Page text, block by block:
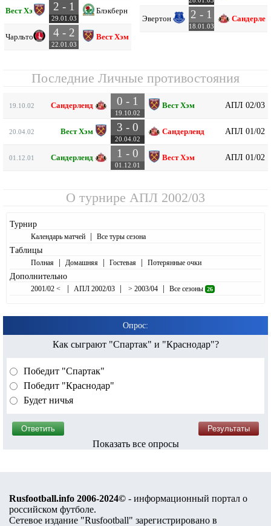
Вест Хэм 2 - 1
29.01.03
Блэкберн
Чарльтон 4 - 2
22.01.03
Вест Хэм
Эвертон 2 - 1
18.01.03
Последние Личные противостояния
19.10.02 Сандерленд 0 - 1
19.10.02
Вест Хэм АПЛ 02/03
20.04.02 Вест Хэм 3 - 0
20.04.02
Сандерленд АПЛ 01/02
01.12.01 Сандерленд 1 - 0
01.12.01
Вест Хэм АПЛ 01/02
О турнире АПЛ 2002/03
Турнир
Календарь матчей | Все туры сезона
Таблицы
Полная | Домашняя | Гостевая | Потерянные очки
Дополнительно
2001/02 < | АПЛ 2002/03 | > 2003/04 | Все сезоны 26
Опрос:
Как сыграют "Спартак" и "Краснодар"?
Победит "Спартак"
Победит "Краснодар"
Будет ничья
Показать все опросы
Rusfootball.info 2006-2024© - информационный портал о
российском футболе.
Сетевое издание "Rusfootball" зарегистрировано в